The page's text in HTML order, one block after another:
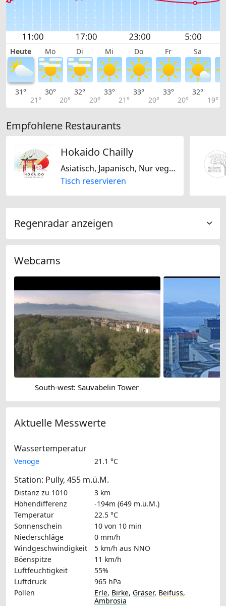
Heute Mo Di Mi Do Fr Sa
31°
21°
30°
20°
32°
20°
33°
21°
33°
20°
33°
20°
32°
19°
Empfohlene Restaurants
Hokaido Chailly
Asiatisch, Japanisch, Nur vegetarisch
Tisch reservieren
Regenradar anzeigen
Webcams
South-west: Sauvabelin Tower
Aktuelle Messwerte
Wassertemperatur
Venoge 21.1 °C
Station: Pully, 455 m.ü.M.
Distanz zu 1010
3 km
Höhendifferenz
-194m (649 m.ü.M.)
Temperatur
22.5 °C
Sonnenschein
10 von 10 min
Niederschläge
0 mm/h
Windgeschwindigkeit
5 km/h aus NNO
Böenspitze
11 km/h
Luftfeuchtigkeit
55%
Luftdruck
965 hPa
Pollen
Erle, Birke, Gräser, Beifuss,
Ambrosia